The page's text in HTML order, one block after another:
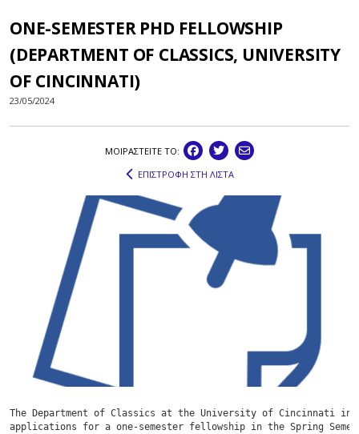
ONE-SEMESTER PHD FELLOWSHIP
(DEPARTMENT OF CLASSICS, UNIVERSITY
OF CINCINNATI)
23/05/2024
ΜΟΙΡΑΣΤEIΤΕ ΤΟ:
ΕΠΙΣΤΡΟΦΗ ΣΤΗ ΛΙΣΤΑ
The Department of Classics at the University of Cincinnati
applications for a one-semester fellowship in the Spring